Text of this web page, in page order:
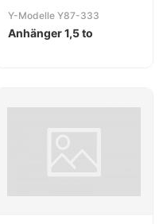
Y-Modelle Y87-333
Anhänger 1,5 to